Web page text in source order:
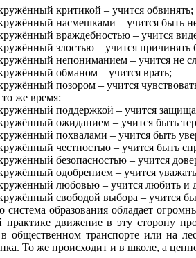
критикой – учится обвинять;
насмешками – учится быть
враждебностью – учится
злостью – учится причинять
непониманием – учится не
обманом – учится врать;
позором – учится
же время:
поддержкой – учится
ожиданием – учится быть
похвалами – учится быть
честностью – учится быть
безопасностью – учится
одобрением – учится
любовью – учится любить и
свободой выбора – учится
образования обладает огромным
практике движение в эту сторону
общественном транспорте или на
То же происходит и в школе, а